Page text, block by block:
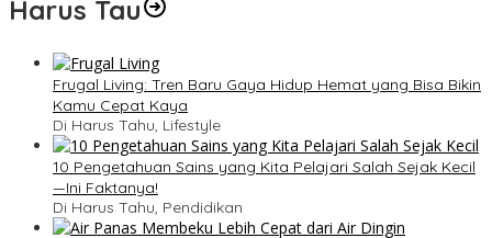
Harus Tau
Frugal Living: Tren Baru Gaya Hidup Hemat yang Bisa Bikin
Kamu Cepat Kaya
Di Harus Tahu, Lifestyle
10 Pengetahuan Sains yang Kita Pelajari Salah Sejak Kecil
—Ini Faktanya!
Di Harus Tahu, Pendidikan